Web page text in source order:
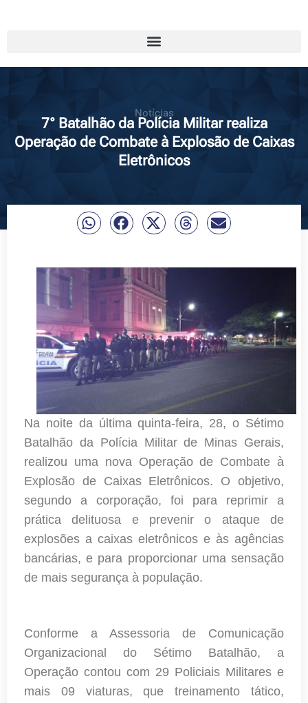
Notícias
7° Batalhão da Polícia Militar realiza
Operação de Combate à Explosão de Caixas
Eletrônicos
Na noite da última quinta-feira, 28, o Sétimo
Batalhão da Polícia Militar de Minas Gerais,
realizou uma nova Operação de Combate à
Explosão de Caixas Eletrônicos. O objetivo,
segundo a corporação, foi para reprimir a
prática delituosa e prevenir o ataque de
explosões a caixas eletrônicos e às agências
bancárias, e para proporcionar uma sensação
de mais segurança à população.
Conforme a Assessoria de Comunicação
Organizacional do Sétimo Batalhão, a
Operação contou com 29 Policiais Militares e
mais 09 viaturas, que treinamento tático,